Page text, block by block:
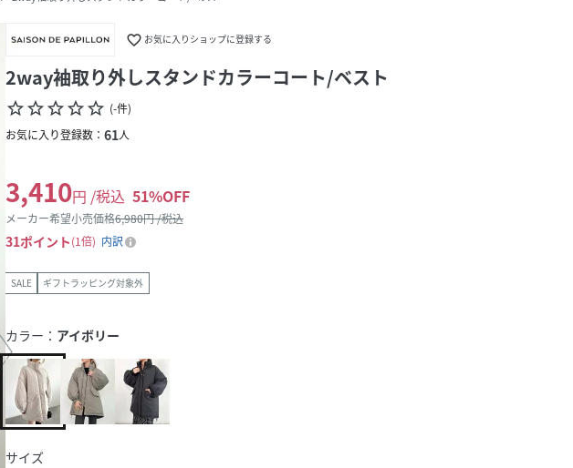
favorite_border お気に入りショップに登録する
2way袖取り外しスタンドカラーコート/ベスト
star_borderstar_borderstar_borderstar_borderstar_border (-件)
お気に入り登録数： 61人
3,410円 /税込 51%OFF
メーカー希望小売価格6,980円 /税込
31ポイント 1倍 内訳
SALE ギフトラッピング対象外
カラー： アイボリー
サイズ